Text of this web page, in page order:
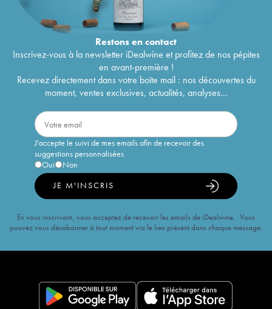
Restons encontact
Inscrivez-vous à la newsletter iDealwine et profitez de nos pépites
en avant-première !
Recevez directement dans votre boîte mail : nos découvertes du
moment, ventes exclusives, actualités, analyses...
J'accepte le suivi de mes emails afin de recevoir des
suggestions personnalisées
Oui
Non
JE M'INSCRIS
En vous inscrivant, vous acceptez de recevoir les emails de iDealwine. Vous
pouvez vous désabonner à tout moment via le lien présent dans chaque message.